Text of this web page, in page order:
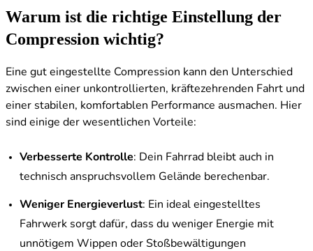
Warum ist die richtige Einstellung der
Compression wichtig?
Eine gut eingestellte Compression kann den Unterschied
zwischen einer unkontrollierten, kräftezehrenden Fahrt und
einer stabilen, komfortablen Performance ausmachen. Hier
sind einige der wesentlichen Vorteile:
Verbesserte Kontrolle: Dein Fahrrad bleibt auch in
technisch anspruchsvollem Gelände berechenbar.
Weniger Energieverlust: Ein ideal eingestelltes
Fahrwerk sorgt dafür, dass du weniger Energie mit
unnötigem Wippen oder Stoßbewältigungen